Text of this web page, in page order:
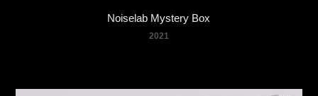
Noiselab Mystery Box
2021